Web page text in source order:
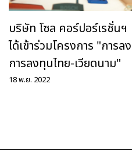
บริษัท โซล คอร์ปอร์เรชั่นฯ
ได้เข้าร่วมโครงการ "การ
การลงทุนไทย-เวียดนาม"
18 พ.ย. 2022